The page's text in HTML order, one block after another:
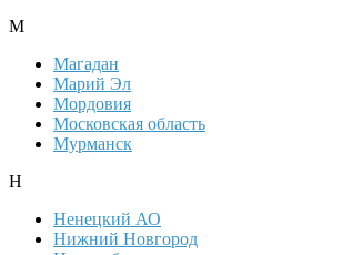
М
Магадан
Марий Эл
Мордовия
Московская область
Мурманск
Н
Ненецкий АО
Нижний Новгород